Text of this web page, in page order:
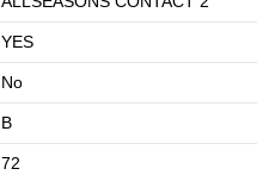
YES
No
B
72